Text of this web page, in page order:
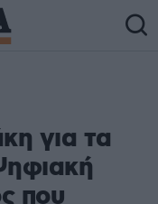
για τα
που